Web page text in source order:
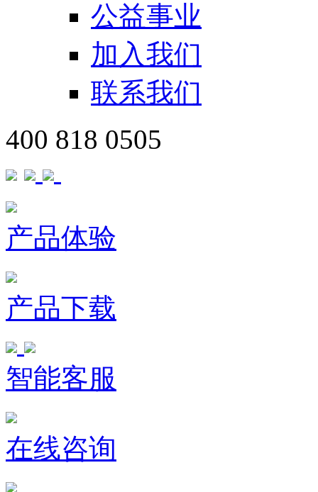
公益事业
加入我们
联系我们
400 818 0505
产品体验
产品下载
智能客服
在线咨询